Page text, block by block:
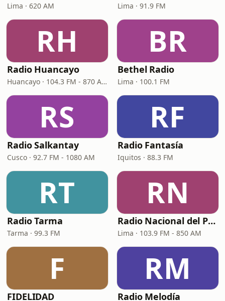
Lima · 620 AM Lima · 91.9 FM
RH
Radio Huancayo
Huancayo · 104.3 FM - 870 AM
BR
Bethel Radio
Lima · 100.1 FM
RS
Radio Salkantay
Cusco · 92.7 FM - 1080 AM
RF
Radio Fantasía
Iquitos · 88.3 FM
RT
Radio Tarma
Tarma · 99.3 FM
RN
Radio Nacional del Perú
Lima · 103.9 FM - 850 AM
F
FIDELIDAD
RM
Radio Melodía